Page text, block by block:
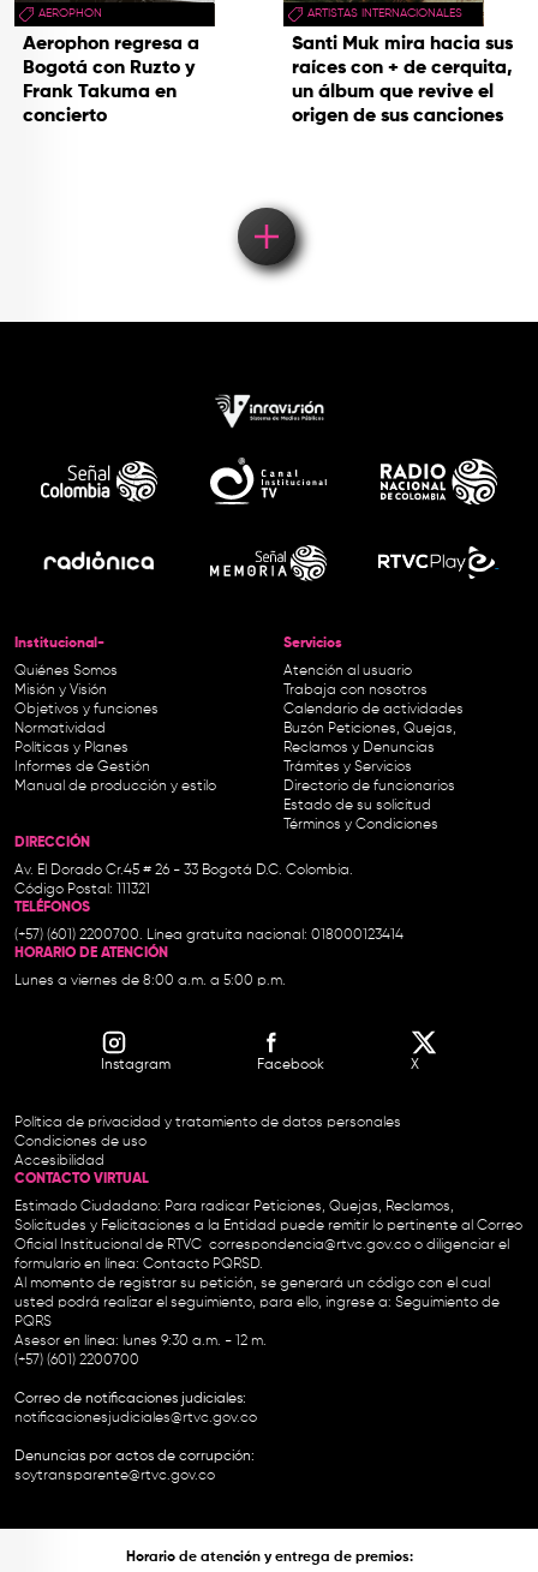
AEROPHON
Aerophon regresa a
Bogotá con Ruzto y
Frank Takuma en
concierto
ARTISTAS INTERNACIONALES
Santi Muk mira hacia sus
raíces con + de cerquita,
un álbum que revive el
origen de sus canciones
Institucional-
Quiénes Somos
Misión y Visión
Objetivos y funciones
Normatividad
Políticas y Planes
Informes de Gestión
Manual de producción y estilo
Servicios
Atención al usuario
Trabaja con nosotros
Calendario de actividades
Buzón Peticiones, Quejas,
Reclamos y Denuncias
Trámites y Servicios
Directorio de funcionarios
Estado de su solicitud
Términos y Condiciones
DIRECCIÓN
Av. El Dorado Cr.45 # 26 - 33 Bogotá D.C. Colombia.
Código Postal: 111321
TELÉFONOS
(+57) (601) 2200700. Línea gratuita nacional: 018000123414
HORARIO DE ATENCIÓN
Lunes a viernes de 8:00 a.m. a 5:00 p.m.
Instagram Facebook X
Política de privacidad y tratamiento de datos personales
Condiciones de uso
Accesibilidad
CONTACTO VIRTUAL
Estimado Ciudadano: Para radicar Peticiones, Quejas, Reclamos,
Solicitudes y Felicitaciones a la Entidad puede remitir lo pertinente al Correo
Oficial Institucional de RTVC correspondencia@rtvc.gov.co o diligenciar el
formulario en línea: Contacto PQRSD.
Al momento de registrar su petición, se generará un código con el cual
usted podrá realizar el seguimiento, para ello, ingrese a: Seguimiento de
PQRS
Asesor en línea: lunes 9:30 a.m. - 12 m.
(+57) (601) 2200700
Correo de notificaciones judiciales:
notificacionesjudiciales@rtvc.gov.co
Denuncias por actos de corrupción:
soytransparente@rtvc.gov.co
Horario de atención y entrega de premios: